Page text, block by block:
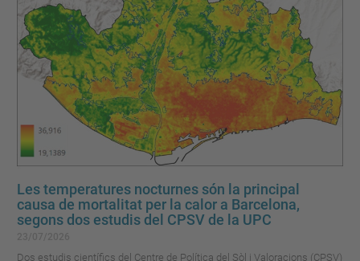
Les temperatures nocturnes són la principal
causa de mortalitat per la calor a Barcelona,
segons dos estudis del CPSV de la UPC
Dos estudis científics del Centre de Política del Sòl i Valoracions (CPSV)